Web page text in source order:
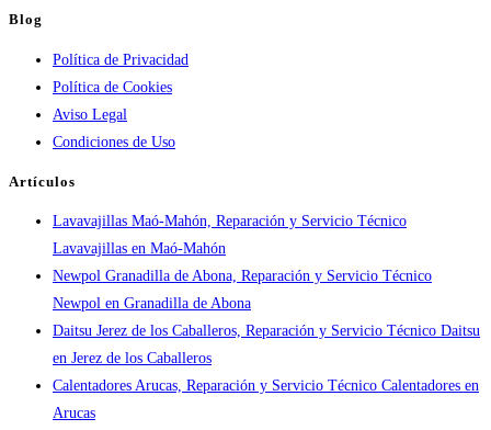
por
ciudad:
disponibilidad
real
en
España
Blog
Política de Privacidad
Política de Cookies
Aviso Legal
Condiciones de Uso
Artículos
Lavavajillas Maó-Mahón, Reparación y Servicio Técnico
Lavavajillas en Maó-Mahón
Newpol Granadilla de Abona, Reparación y Servicio Técnico
Newpol en Granadilla de Abona
Daitsu Jerez de los Caballeros, Reparación y Servicio Técnico Daitsu
en Jerez de los Caballeros
Calentadores Arucas, Reparación y Servicio Técnico Calentadores en
Arucas